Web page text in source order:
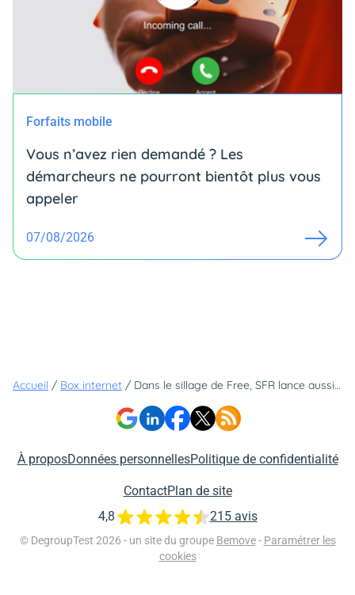
Forfaits mobile
Vous n’avez rien demandé ? Les
démarcheurs ne pourront bientôt plus vous
appeler
07/08/2026
Accueil / Box internet / Dans le sillage de Free, SFR lance aussi ce nouveau service qui rassure les internautes
À proposDonnées personnellesPolitique de confidentialité
ContactPlan de site
© DegroupTest 2026 - un site du groupe Bemove - Paramétrer les
cookies
4,8 215 avis